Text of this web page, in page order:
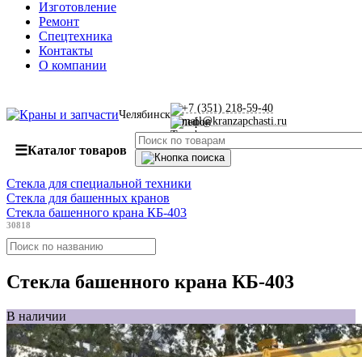
Изготовление
Ремонт
Спецтехника
Контакты
О компании
Челябинск
+7 (351) 218-59-40
mail@kranzapchasti.ru
☰Каталог товаров
Стекла для специальной техники
Стекла для башенных кранов
Стекла башенного крана КБ-403
30818
Стекла башенного крана КБ-403
В наличии